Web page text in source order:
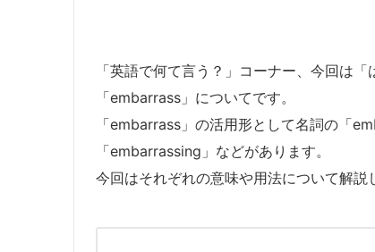
「英語で何て言う？」コーナー、今回は
「embarrass」についてです。
「embarrass」の活用形として名詞の「
「embarrassing」などがあります。
今回はそれぞれの意味や用法について解説